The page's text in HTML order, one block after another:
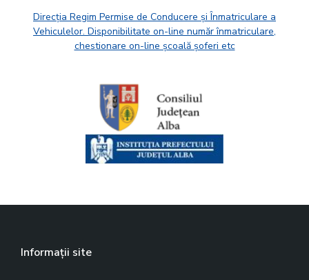
Direcția Regim Permise de Conducere și Înmatriculare a
Vehiculelor. Disponibilitate on-line număr înmatriculare,
chestionare on-line școală șoferi etc
Informații site